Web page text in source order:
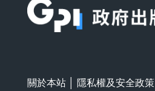
關於本站 隱私權及安全政策